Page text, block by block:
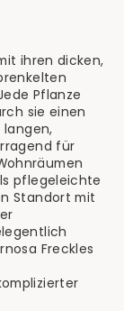
ihren dicken,
Pflanze
sie einen
langen,
für
pflegeleichte
Standort mit
Freckles